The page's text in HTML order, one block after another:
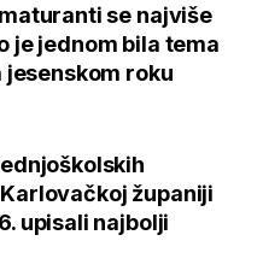
se najviše
je jednom bila tema
jesenskom roku
županiji
upisali najbolji